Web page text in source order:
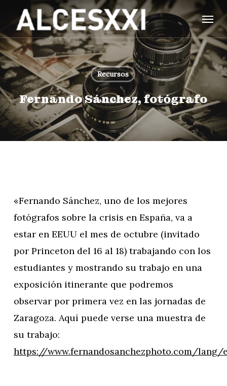
main
content
Menu
Recursos
Fernando Sánchez, fotógrafo
«Fernando Sánchez, uno de los mejores
fotógrafos sobre la crisis en España, va a
estar en EEUU el mes de octubre (invitado
por Princeton del 16 al 18) trabajando con los
estudiantes y mostrando su trabajo en una
exposición itinerante que podremos
observar por primera vez en las jornadas de
Zaragoza. Aquí puede verse una muestra de
su trabajo:
https://www.fernandosanchezphoto.com/